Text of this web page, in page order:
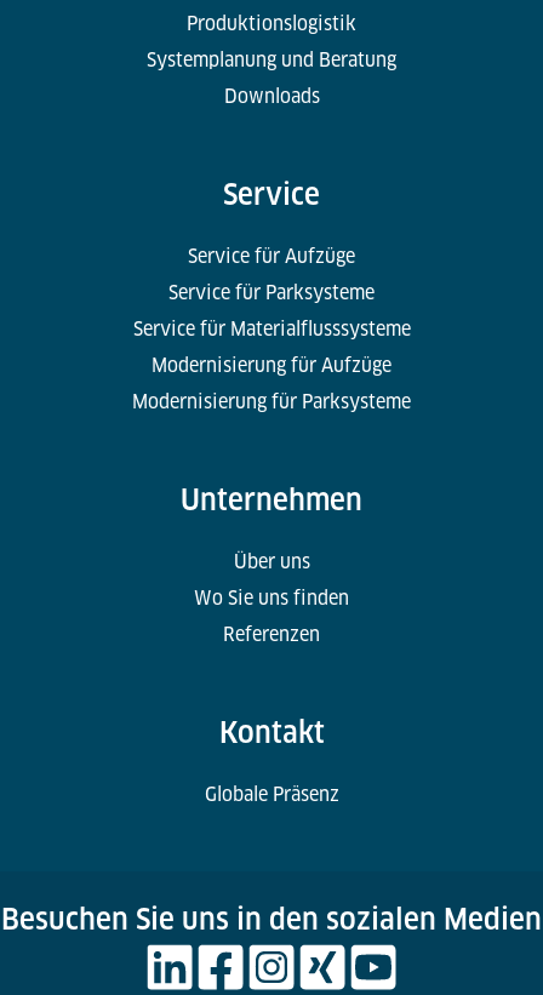
Produktionslogistik
Systemplanung und Beratung
Downloads
Service
Service für Aufzüge
Service für Parksysteme
Service für Materialflusssysteme
Modernisierung für Aufzüge
Modernisierung für Parksysteme
Unternehmen
Über uns
Wo Sie uns finden
Referenzen
Kontakt
Globale Präsenz
Besuchen Sie uns in den sozialen Medien